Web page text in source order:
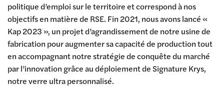
politique d’emploi sur le territoire et correspond à nos
objectifs en matière de RSE. Fin 2021, nous avons lancé «
Kap 2023 », un projet d’agrandissement de notre usine de
fabrication pour augmenter sa capacité de production tout
en accompagnant notre stratégie de conquête du marché
par l’innovation grâce au déploiement de Signature Krys,
notre verre ultra personnalisé.